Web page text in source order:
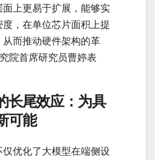
上更易于扩展，能够实
，在单位芯片面积上提
而推动硬件架构的革
院首席研究员曹婷表
长尾效应：为具
可能
优化了大模型在端侧设